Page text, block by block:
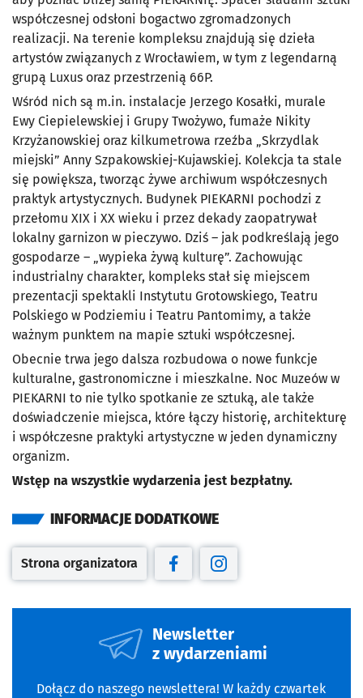
współczesnej odsłoni bogactwo zgromadzonych
realizacji. Na terenie kompleksu znajdują się dzieła
artystów związanych z Wrocławiem, w tym z legendarną
grupą Luxus oraz przestrzenią 66P.
Wśród nich są m.in. instalacje Jerzego Kosałki, murale
Ewy Ciepielewskiej i Grupy Twożywo, fumaże Nikity
Krzyżanowskiej oraz kilkumetrowa rzeźba „Skrzydlak
miejski” Anny Szpakowskiej-Kujawskiej. Kolekcja ta stale
się powiększa, tworząc żywe archiwum współczesnych
praktyk artystycznych. Budynek PIEKARNI pochodzi z
przełomu XIX i XX wieku i przez dekady zaopatrywał
lokalny garnizon w pieczywo. Dziś – jak podkreślają jego
gospodarze – „wypieka żywą kulturę”. Zachowując
industrialny charakter, kompleks stał się miejscem
prezentacji spektakli Instytutu Grotowskiego, Teatru
Polskiego w Podziemiu i Teatru Pantomimy, a także
ważnym punktem na mapie sztuki współczesnej.
Obecnie trwa jego dalsza rozbudowa o nowe funkcje
kulturalne, gastronomiczne i mieszkalne. Noc Muzeów w
PIEKARNI to nie tylko spotkanie ze sztuką, ale także
doświadczenie miejsca, które łączy historię, architekturę
i współczesne praktyki artystyczne w jeden dynamiczny
organizm.
Wstęp na wszystkie wydarzenia jest bezpłatny.
INFORMACJE DODATKOWE
Otwiera się w nowej karcie
Strona organizatora
Otwiera się w nowej karcie
Otwiera się w nowej
Newsletter
z wydarzeniami
Dołącz do naszego newslettera! W każdy czwartek